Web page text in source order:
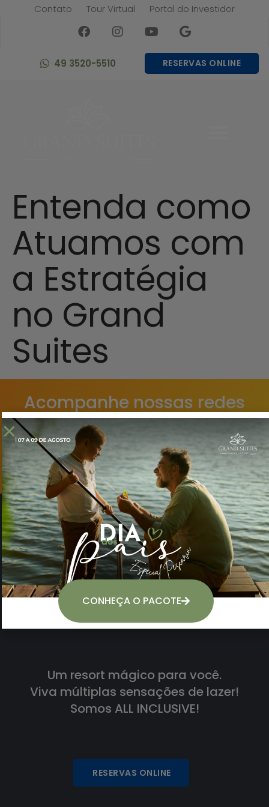
Contato Tour Virtual Portal do Investidor
49 3520-5510 RESERVAS ONLINE
Entenda como
Atuamos com
a Estratégia
no Grand
Suites
Acompanhe nossas redes
sociais!
Um resort mágico para você.
Viva múltiplas sensações de lazer!
Somos ALL INCLUSIVE!
RESERVAS ONLINE
CONHEÇA O PACOTE